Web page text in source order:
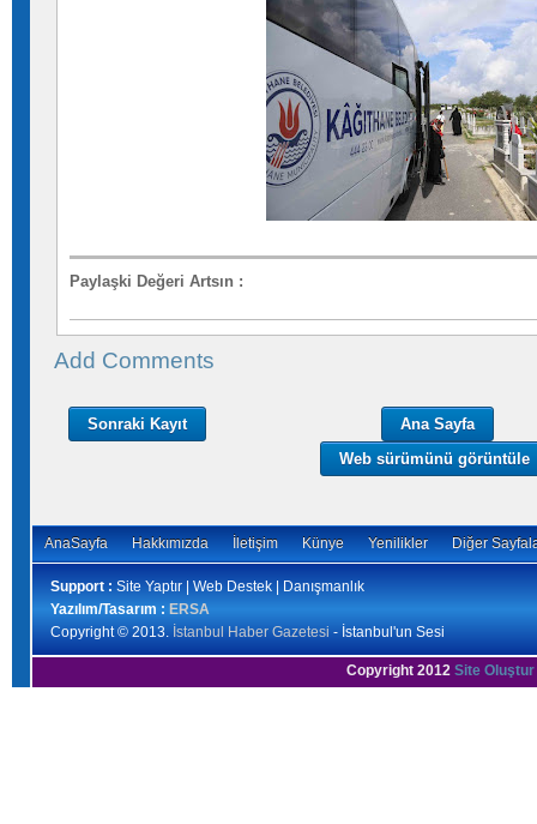
Paylaşki Değeri Artsın :
Add Comments
Sonraki Kayıt
Ana Sayfa
Web sürümünü görüntüle
AnaSayfa Hakkımızda İletişim Künye Yenilikler Diğer
Support : Site Yaptır | Web Destek | Danışmanlık
Yazılım/Tasarım : ERSA
Copyright © 2013. İstanbul Haber Gazetesi - İstanbul'un Sesi
Copyright 2012 Site Oluştur